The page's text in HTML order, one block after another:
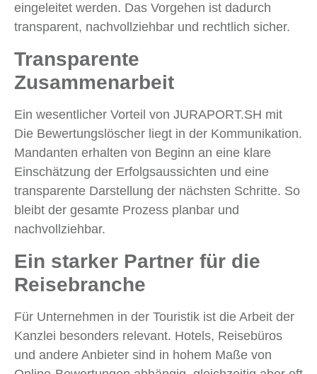
eingeleitet werden. Das Vorgehen ist dadurch
transparent, nachvollziehbar und rechtlich sicher.
Transparente
Zusammenarbeit
Ein wesentlicher Vorteil von JURAPORT.SH mit
Die Bewertungslöscher liegt in der Kommunikation.
Mandanten erhalten von Beginn an eine klare
Einschätzung der Erfolgsaussichten und eine
transparente Darstellung der nächsten Schritte. So
bleibt der gesamte Prozess planbar und
nachvollziehbar.
Ein starker Partner für die
Reisebranche
Für Unternehmen in der Touristik ist die Arbeit der
Kanzlei besonders relevant. Hotels, Reisebüros
und andere Anbieter sind in hohem Maße von